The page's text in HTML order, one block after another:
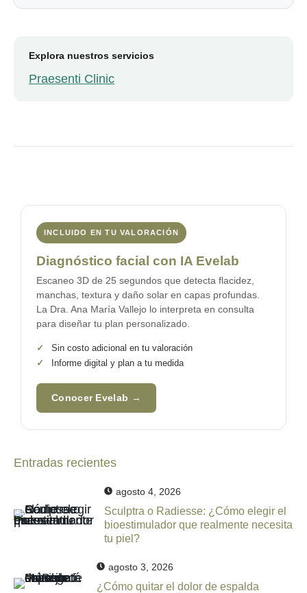
Explora nuestros servicios
Praesenti Clinic
INCLUIDO EN TU VALORACIÓN
Diagnóstico facial con IA Evelab
Escaneo 3D de 25 segundos que detecta flacidez,
manchas, textura y daño solar en capas profundas.
La Dra. Ana María Vallejo lo interpreta en consulta
para diseñar tu plan personalizado.
✓
Sin costo adicional en tu valoración
✓
Informe digital y plan a tu medida
Conocer Evelab →
Entradas recientes
agosto 4, 2026
Sculptra o Radiesse: ¿Cómo elegir el
bioestimulador que realmente necesita
tu piel?
agosto 3, 2026
¿Cómo quitar el dolor de espalda